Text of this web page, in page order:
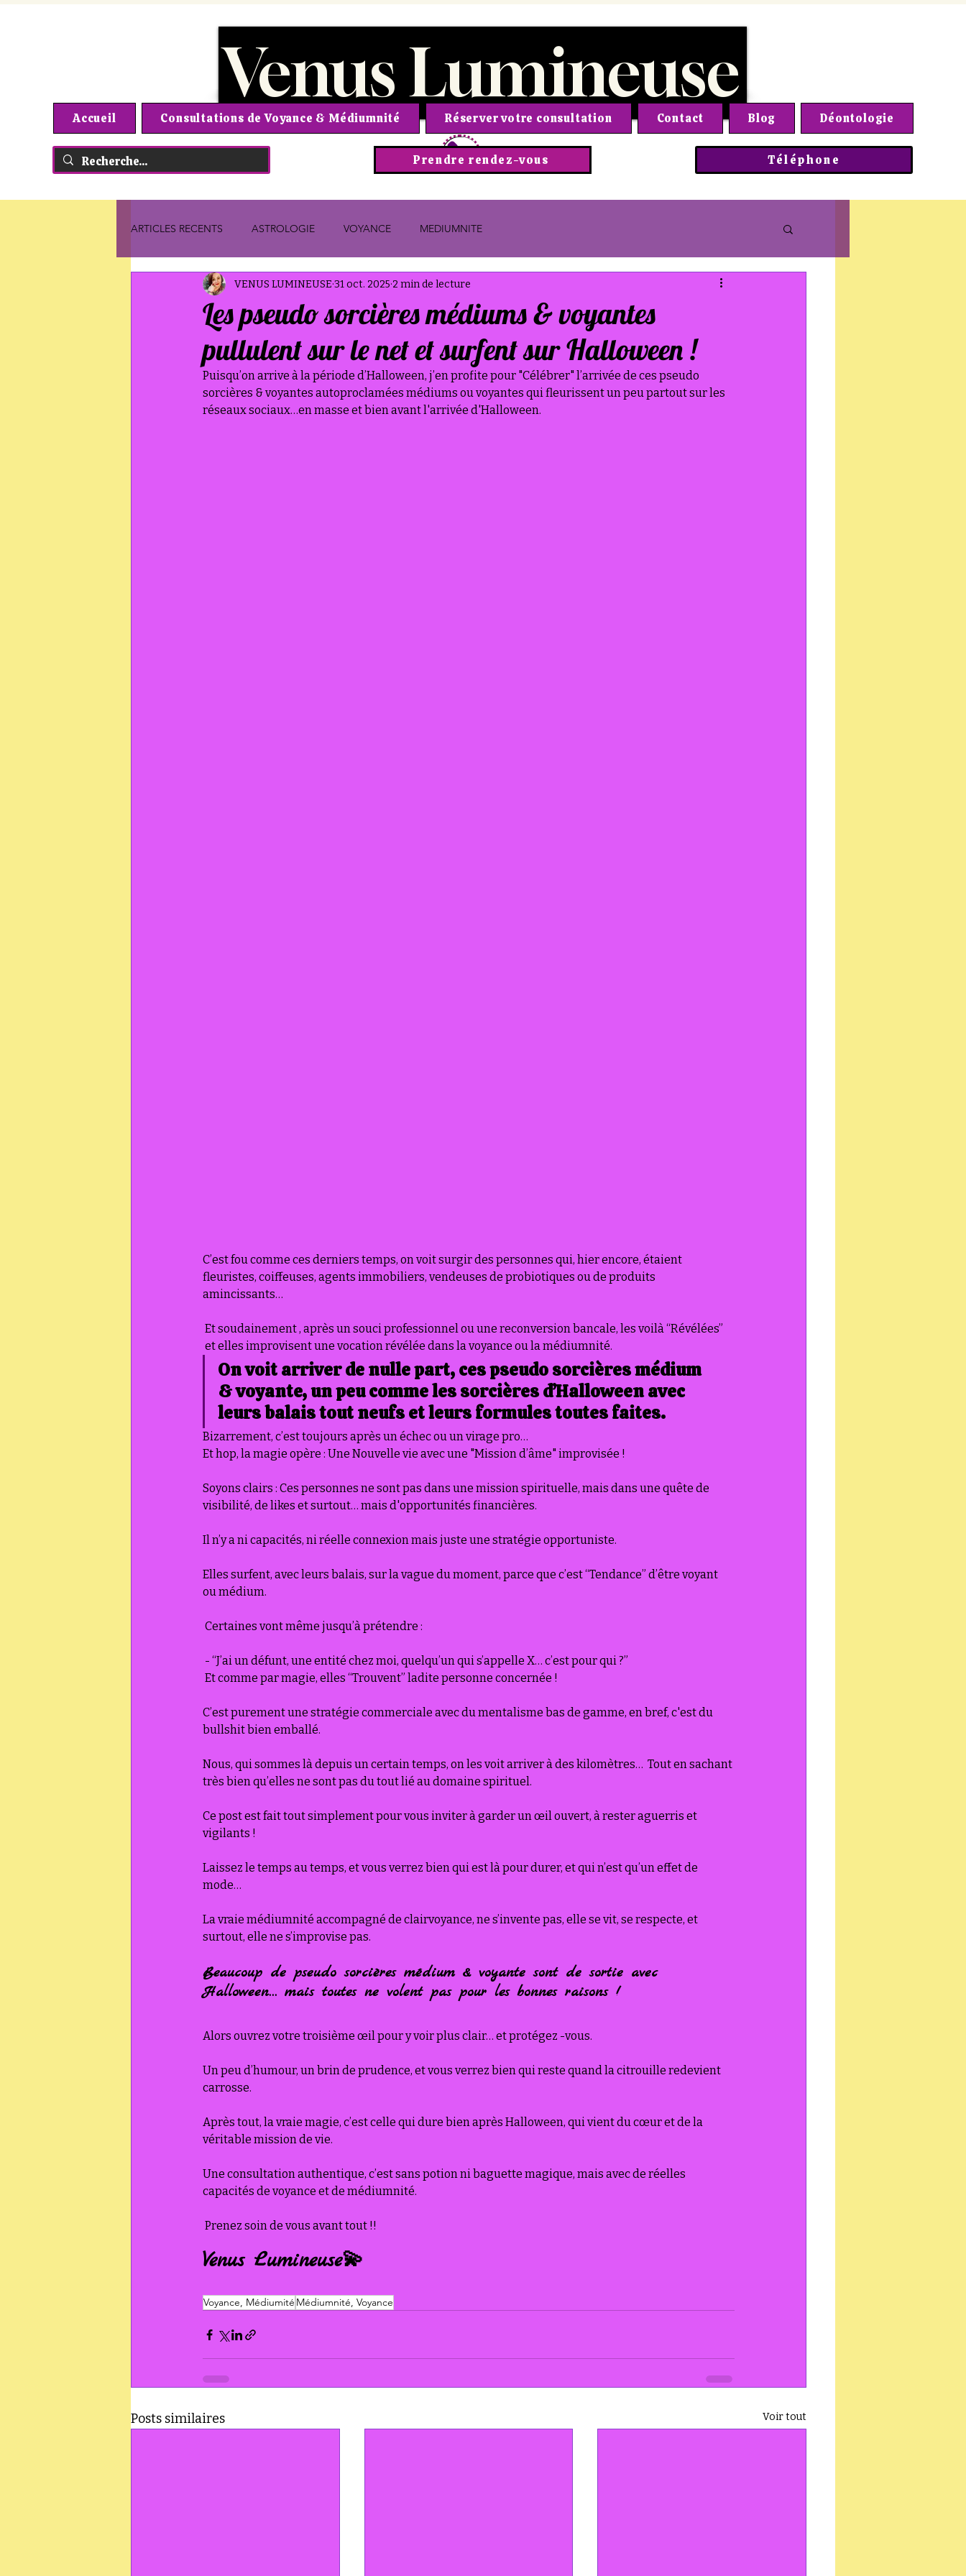
Venus Lumineuse
Accueil Consultations de Voyance & Médiumnité Réserver votre consultation Contact Blog Déontologie
Prendre rendez-vous Téléphone
ARTICLES RECENTS ASTROLOGIE VOYANCE MEDIUMNITE
Les pseudo sorcières médiums & voyantes
pullulent sur le net et surfent sur Halloween !
VENUS LUMINEUSE 31 oct. 2025 2 min de lecture
Puisqu’on arrive à la période d’Halloween, j’en profite pour "Célébrer" l’arrivée de ces pseudo
sorcières & voyantes autoproclamées médiums ou voyantes qui fleurissent un peu partout sur les
réseaux sociaux…en masse et bien avant l'arrivée d'Halloween.
C’est fou comme ces derniers temps, on voit surgir des personnes qui, hier encore, étaient
fleuristes, coiffeuses, agents immobiliers, vendeuses de probiotiques ou de produits
amincissants…
Et soudainement , après un souci professionnel ou une reconversion bancale, les voilà “Révélées”
et elles improvisent une vocation révélée dans la voyance ou la médiumnité.
On voit arriver de nulle part, ces pseudo sorcières médium
& voyante, un peu comme les sorcières d’Halloween avec
leurs balais tout neufs et leurs formules toutes faites.
Bizarrement, c’est toujours après un échec ou un virage pro…
Et hop, la magie opère : Une Nouvelle vie avec une "Mission d’âme" improvisée !
Soyons clairs : Ces personnes ne sont pas dans une mission spirituelle, mais dans une quête de
visibilité, de likes et surtout… mais d'opportunités financières.
Il n’y a ni capacités, ni réelle connexion mais juste une stratégie opportuniste.
Elles surfent, avec leurs balais, sur la vague du moment, parce que c’est “Tendance” d’être voyant
ou médium.
Certaines vont même jusqu’à prétendre :
- “J’ai un défunt, une entité chez moi, quelqu’un qui s’appelle X… c’est pour qui ?”
Et comme par magie, elles “Trouvent” ladite personne concernée !
C’est purement une stratégie commerciale avec du mentalisme bas de gamme, en bref, c'est du
bullshit bien emballé.
Nous, qui sommes là depuis un certain temps, on les voit arriver à des kilomètres…  Tout en sachant
très bien qu’elles ne sont pas du tout lié au domaine spirituel.
Ce post est fait tout simplement pour vous inviter à garder un œil ouvert, à rester aguerris et
vigilants !
Laissez le temps au temps, et vous verrez bien qui est là pour durer, et qui n’est qu’un effet de
mode…
La vraie médiumnité accompagné de clairvoyance, ne s’invente pas, elle se vit, se respecte, et
surtout, elle ne s’improvise pas.
Beaucoup de pseudo sorcières médium & voyante sont de sortie avec
Halloween… mais toutes ne volent pas pour les bonnes raisons !
Alors ouvrez votre troisième œil pour y voir plus clair… et protégez -vous.
Un peu d’humour, un brin de prudence, et vous verrez bien qui reste quand la citrouille redevient
carrosse.
Après tout, la vraie magie, c’est celle qui dure bien après Halloween, qui vient du cœur et de la
véritable mission de vie.
Une consultation authentique, c’est sans potion ni baguette magique, mais avec de réelles
capacités de voyance et de médiumnité.
Prenez soin de vous avant tout !!
Venus Lumineuse💫
Voyance, Médiumité Médiumnité, Voyance
Posts similaires Voir tout